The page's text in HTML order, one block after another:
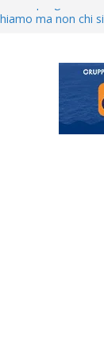
il progetto
e Kamarat
si alzano i
“Mondo